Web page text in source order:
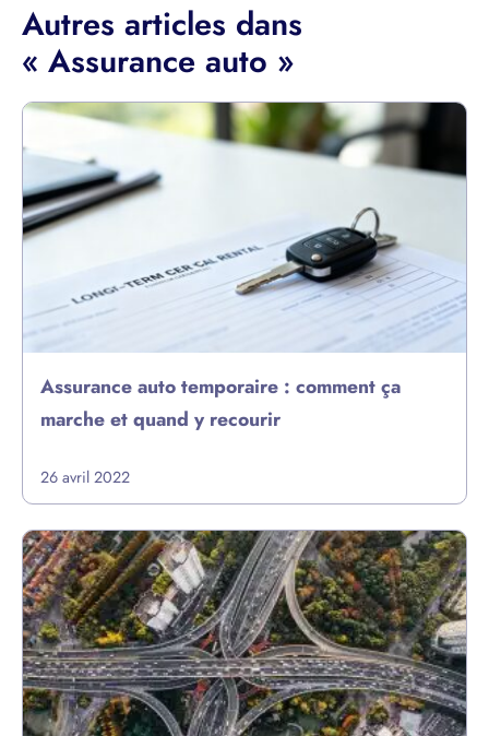
Autres articles dans
« Assurance auto »
Assurance auto temporaire : comment ça
marche et quand y recourir
26 avril 2022